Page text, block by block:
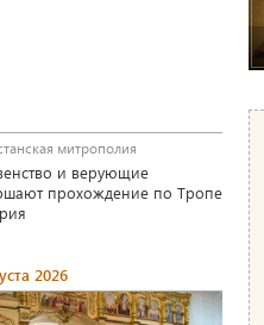
митрополия
и верующие
прохождение по Тропе
2026